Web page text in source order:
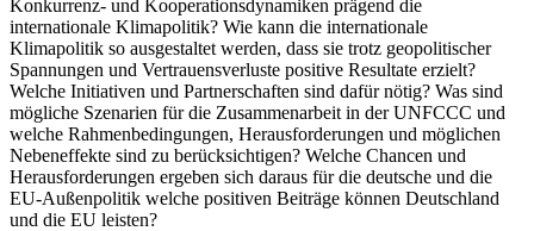
Konkurrenz- und Kooperationsdynamiken prägend die
internationale Klimapolitik? Wie kann die internationale
Klimapolitik so ausgestaltet werden, dass sie trotz geopolitischer
Spannungen und Vertrauensverluste positive Resultate erzielt?
Welche Initiativen und Partnerschaften sind dafür nötig? Was sind
mögliche Szenarien für die Zusammenarbeit in der UNFCCC und
welche Rahmenbedingungen, Herausforderungen und möglichen
Nebeneffekte sind zu berücksichtigen? Welche Chancen und
Herausforderungen ergeben sich daraus für die deutsche und die
EU-Außenpolitik welche positiven Beiträge können Deutschland
und die EU leisten?